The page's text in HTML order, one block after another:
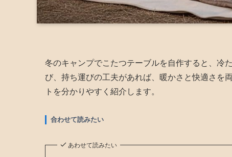
冬のキャンプでこたつテーブルを自作すると、冷
び、持ち運びの工夫があれば、暖かさと快適さを
トを分かりやすく紹介します。
合わせて読みたい
あわせて読みたい